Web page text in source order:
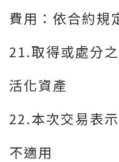
費用：依合約規
21.取得或處分
活化資產
22.本次交易表
不適用